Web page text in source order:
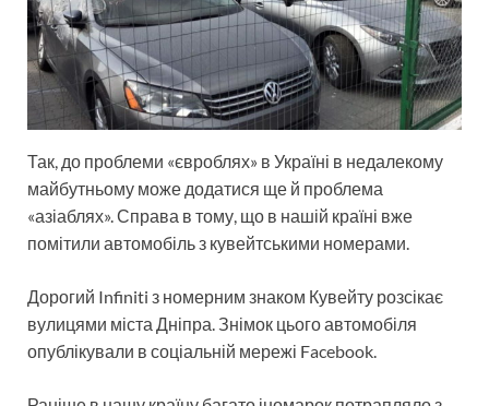
Так, до проблеми «євроблях» в Україні в недалекому
майбутньому може додатися ще й проблема
«азіаблях». Справа в тому, що в нашій країні вже
помітили автомобіль з кувейтськими номерами.
Дорогий Infiniti з номерним знаком Кувейту розсікає
вулицями міста Дніпра. Знімок цього автомобіля
опублікували в соціальній мережі Facebook.